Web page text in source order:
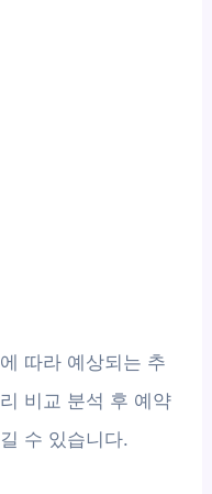
따라 예상되는 추
비교 분석 후 예약
수 있습니다.